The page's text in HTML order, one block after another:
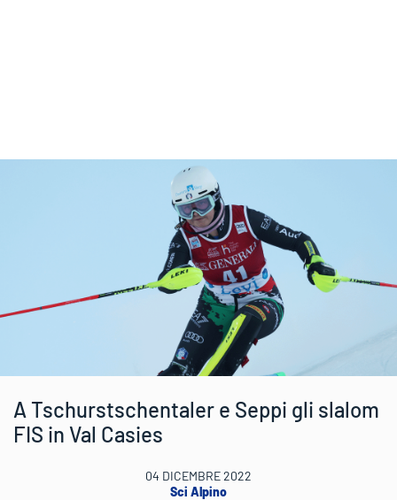
A Tschurstschentaler e Seppi gli slalom
FIS in Val Casies
04 DICEMBRE 2022
Sci Alpino